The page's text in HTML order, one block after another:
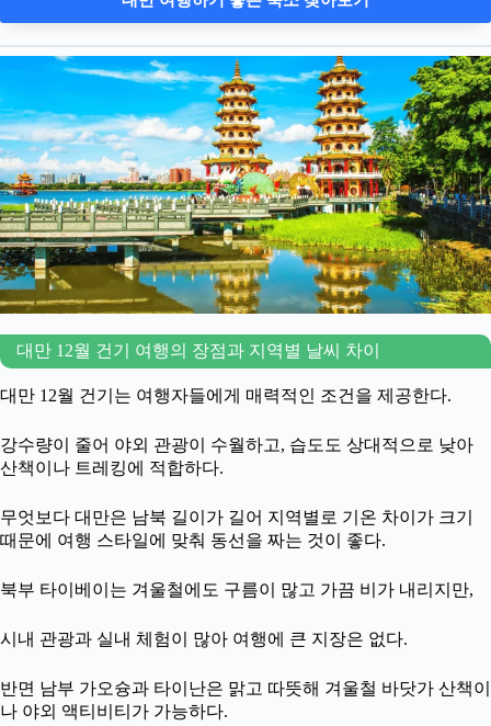
대만 12월 건기 여행의 장점과 지역별 날씨 차이
대만 12월 건기는 여행자들에게 매력적인 조건을 제공한다.
강수량이 줄어 야외 관광이 수월하고, 습도도 상대적으로 낮아
산책이나 트레킹에 적합하다.
무엇보다 대만은 남북 길이가 길어 지역별로 기온 차이가 크기
때문에 여행 스타일에 맞춰 동선을 짜는 것이 좋다.
북부 타이베이는 겨울철에도 구름이 많고 가끔 비가 내리지만,
시내 관광과 실내 체험이 많아 여행에 큰 지장은 없다.
반면 남부 가오슝과 타이난은 맑고 따뜻해 겨울철 바닷가 산책이
나 야외 액티비티가 가능하다.